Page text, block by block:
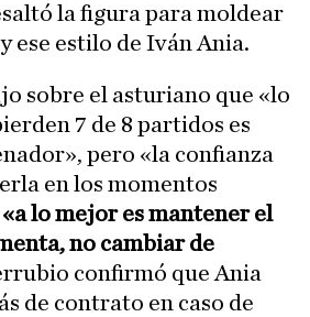
la figura para moldear
ese estilo de Iván Ania.
sobre el asturiano que «lo
7 de 8 partidos es
pero «la confianza
en los momentos
lo mejor es mantener el
no cambiar de
confirmó que Ania
de contrato en caso de